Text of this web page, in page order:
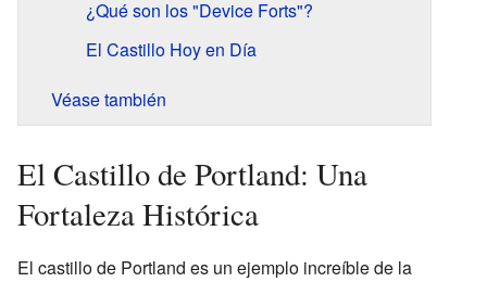
¿Qué son los "Device Forts"?
El Castillo Hoy en Día
Véase también
El Castillo de Portland: Una
Fortaleza Histórica
El castillo de Portland es un ejemplo increíble de la